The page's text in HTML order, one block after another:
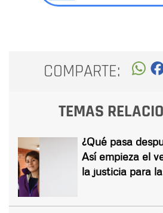
COMPARTE:
TEMAS
¿Qué pasa
Así empieza el
la justicia para